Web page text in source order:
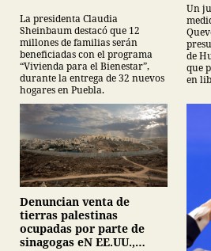
La presidenta Claudia
Sheinbaum destacó que 12
millones de familias serán
beneficiadas con el programa
“Vivienda para el Bienestar”,
durante la entrega de 32 nuevos
hogares en Puebla.
Un
de
que
en
Denuncian venta de
tierras palestinas
ocupadas por parte de
sinagogas eN EE.UU.,